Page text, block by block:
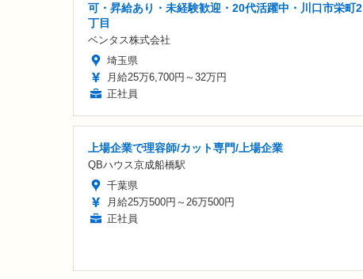
可・昇給あり・未経験歓迎・20代活躍中・川口市栄町2
丁目
ベンタス株式会社
埼玉県
月給25万6,700円～32万円
正社員
上場企業で理容師/カット専門/上場企業
QBハウス京成船橋駅
千葉県
月給25万500円～26万500円
正社員